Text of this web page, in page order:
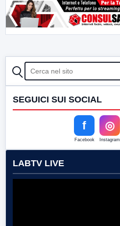
CERCA
SEGUICI SUI SOCIAL
f
Facebook
◎
Instagram
LABTV LIVE